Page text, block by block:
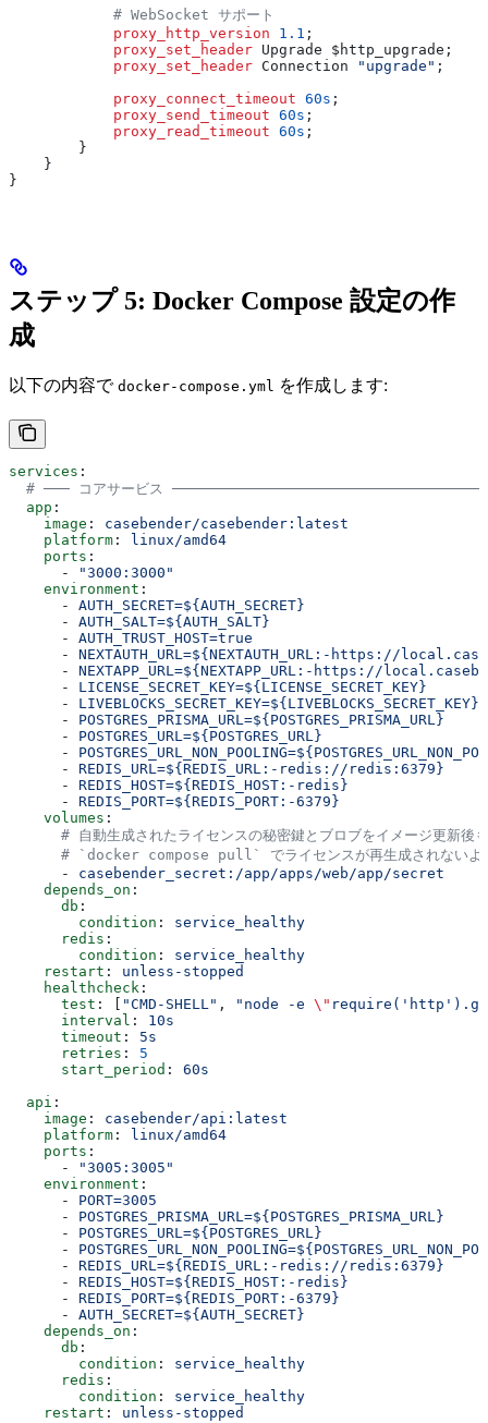
            # WebSocket サポート
            proxy_http_version
1.1 ;
            proxy_set_header
Upgrade $ http_upgrade ;
            proxy_set_header
Connection "upgrade" ;
            proxy_connect_timeout
60s ;
            proxy_send_timeout
60s ;
            proxy_read_timeout
60s ;
        }
    }
}
ステップ 5: Docker Compose 設定の作
成
以下の内容で docker-compose.yml を作成します:
services :
# ─── コアサービス
  app
:
    image
: casebender/casebender:latest
    platform
:
linux/amd64
    ports
:
      -
"3000:3000"
    environment
:
      -
AUTH_SECRET=${AUTH_SECRET}
      -
AUTH_SALT=${AUTH_SALT}
      -
AUTH_TRUST_HOST=true
      -
NEXTAUTH_URL=${NEXTAUTH_URL:-https://
      -
NEXTAPP_URL=${NEXTAPP_URL:-https://
      -
LICENSE_SECRET_KEY=${LICENSE_SECRET_KEY}
      -
LIVEBLOCKS_SECRET_KEY=${LIVEBLOCKS_SECRET_KEY}
      -
POSTGRES_PRISMA_URL=${POSTGRES_PRISMA_URL}
      -
POSTGRES_URL=${POSTGRES_URL}
      -
      -
REDIS_URL=${REDIS_URL:-redis://redis:6379}
      -
REDIS_HOST=${REDIS_HOST:-redis}
      -
REDIS_PORT=${REDIS_PORT:-6379}
    volumes
:
# 自動生成されたライセンスの秘密鍵とブロブをイメージ更新後
# `docker compose pull` でライセンスが再生成されないよ
      -
casebender_secret:/app/apps/web/app/secret
    depends_on
:
      db
:
        condition
: service_healthy
      redis
:
        condition
: service_healthy
    restart
: unless-stopped
    healthcheck
:
      test
: [ "CMD-SHELL" , "node -e \"
      interval
: 10s
      timeout
: 5s
      retries
: 5
      start_period
: 60s
  api
:
    image
: casebender/api:latest
    platform
:
linux/amd64
    ports
:
      -
"3005:3005"
    environment
:
      -
PORT=3005
      -
POSTGRES_PRISMA_URL=${POSTGRES_PRISMA_URL}
      -
POSTGRES_URL=${POSTGRES_URL}
      -
      -
REDIS_URL=${REDIS_URL:-redis://redis:6379}
      -
REDIS_HOST=${REDIS_HOST:-redis}
      -
REDIS_PORT=${REDIS_PORT:-6379}
      -
AUTH_SECRET=${AUTH_SECRET}
    depends_on
:
      db
:
        condition
: service_healthy
      redis
:
        condition
: service_healthy
    restart
: unless-stopped